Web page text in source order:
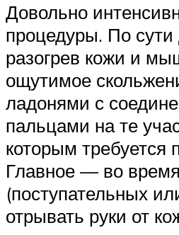
Довольно
процедуры. По сути
разогрев кожи и
ощутимое
ладонями с
пальцами на те
которым требуется
Главное — во
(поступательных
отрывать руки от